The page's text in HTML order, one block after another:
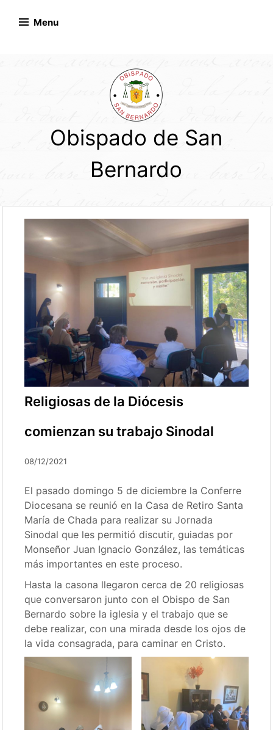
Menu
Obispado de San
Bernardo
Religiosas de la Diócesis
comienzan su trabajo Sinodal
08/12/2021
El pasado domingo 5 de diciembre la Conferre
Diocesana se reunió en la Casa de Retiro Santa
María de Chada para realizar su Jornada
Sinodal que les permitió discutir, guiadas por
Monseñor Juan Ignacio González, las temáticas
más importantes en este proceso.
Hasta la casona llegaron cerca de 20 religiosas
que conversaron junto con el Obispo de San
Bernardo sobre la iglesia y el trabajo que se
debe realizar, con una mirada desde los ojos de
la vida consagrada, para caminar en Cristo.